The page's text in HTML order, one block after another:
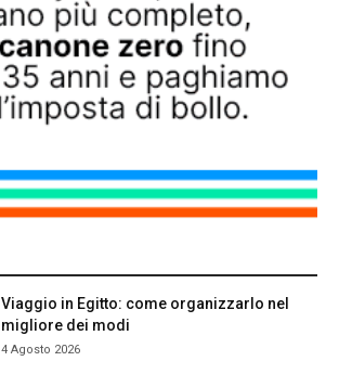
Viaggio in Egitto: come organizzarlo nel
migliore dei modi
4 Agosto 2026